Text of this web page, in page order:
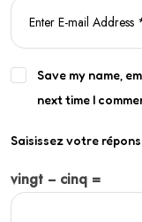
Save my name,
next time I
Saisissez votre
vingt − cinq =